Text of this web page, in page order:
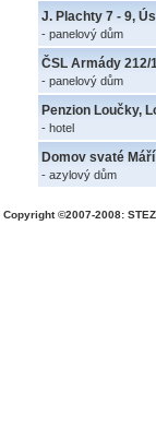
J. Plachty 7 - 9,
- panelový dům
ČSL Armády 212/
- panelový dům
Penzion Loučky,
- hotel
Domov svaté
- azylový dům
Copyright ©2007-2008: